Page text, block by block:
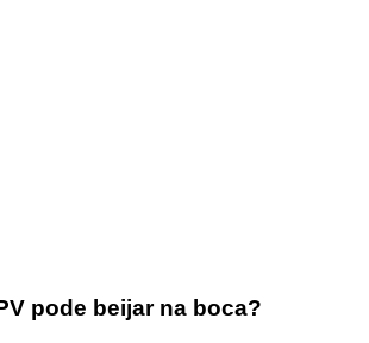
pode beijar na boca?